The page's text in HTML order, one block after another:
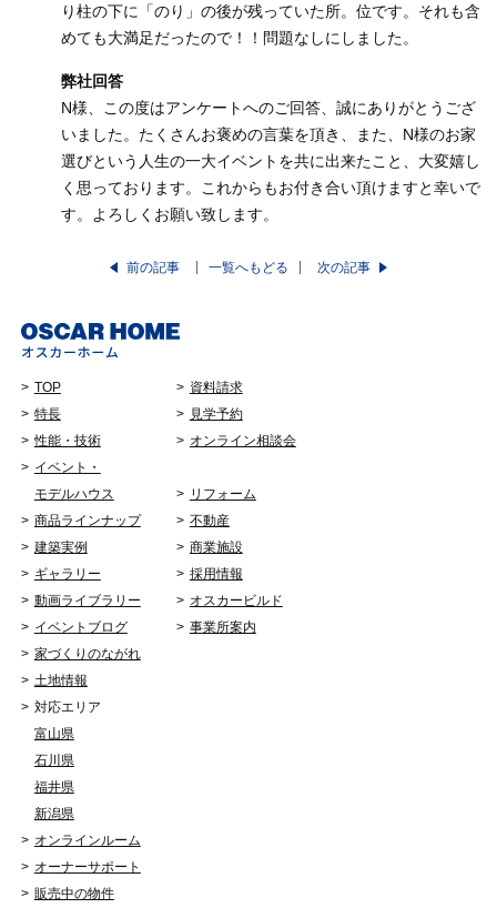
り柱の下に「のり」の後が残っていた所。位です。それも含
めても大満足だったので！！問題なしにしました。
弊社回答
N様、この度はアンケートへのご回答、誠にありがとうござ
いました。たくさんお褒めの言葉を頂き、また、N様のお家
選びという人生の一大イベントを共に出来たこと、大変嬉し
く思っております。これからもお付き合い頂けますと幸いで
す。よろしくお願い致します。
前の記事 一覧へもどる 次の記事
TOP
特長
性能・技術
イベント・
モデルハウス
商品ラインナップ
建築実例
ギャラリー
動画ライブラリー
イベントブログ
家づくりのながれ
土地情報
対応エリア
富山県
石川県
福井県
新潟県
オンラインルーム
オーナーサポート
販売中の物件
資料請求
見学予約
オンライン相談会
リフォーム
不動産
商業施設
採用情報
オスカービルド
事業所案内